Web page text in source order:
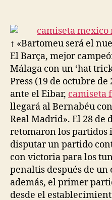
↑ «Bartomeu será el
El Barça, mejor
Málaga con un ‘hat
Press (19 de octubre de
ante el Eibar, camiseta
llegará al Bernabéu
Real Madrid». El 28 de
retomaron los partidos
disputar un partido
con victoria para los
penaltis después de un
además, el primer
desde el